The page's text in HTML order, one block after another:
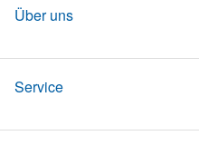
Über uns
Service